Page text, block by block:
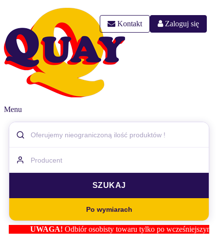
Kontakt Zaloguj się
Menu
Po wymiarach
UWAGA!Odbiór osobisty towaru tylko po wcześniejszym